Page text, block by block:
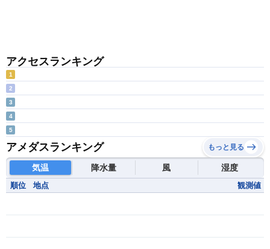
アクセスランキング
1
2
3
4
5
アメダスランキング もっと見る
気温 降水量 風 湿度
順位 地点 観測値